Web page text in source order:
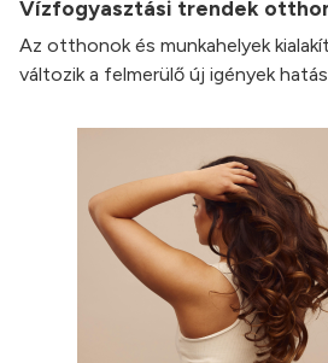
Vízfogyasztási trendek
Az otthonok és munkahelyek
változik a felmerülő új igények